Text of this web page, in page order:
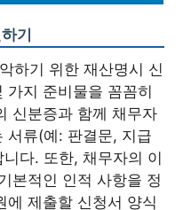
기
하기 위한 재산명시 신
가지 준비물을 꼼꼼히
신분증과 함께 채무자
서류(예: 판결문, 지급
다. 또한, 채무자의 이
본적인 인적 사항을 정
에 제출할 신청서 양식